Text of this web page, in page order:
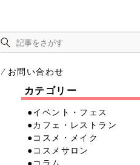
⁄ お問い合わせ
カテゴリー
●イベント・フェス
●カフェ・レストラン
●コスメ・メイク
●コスメサロン